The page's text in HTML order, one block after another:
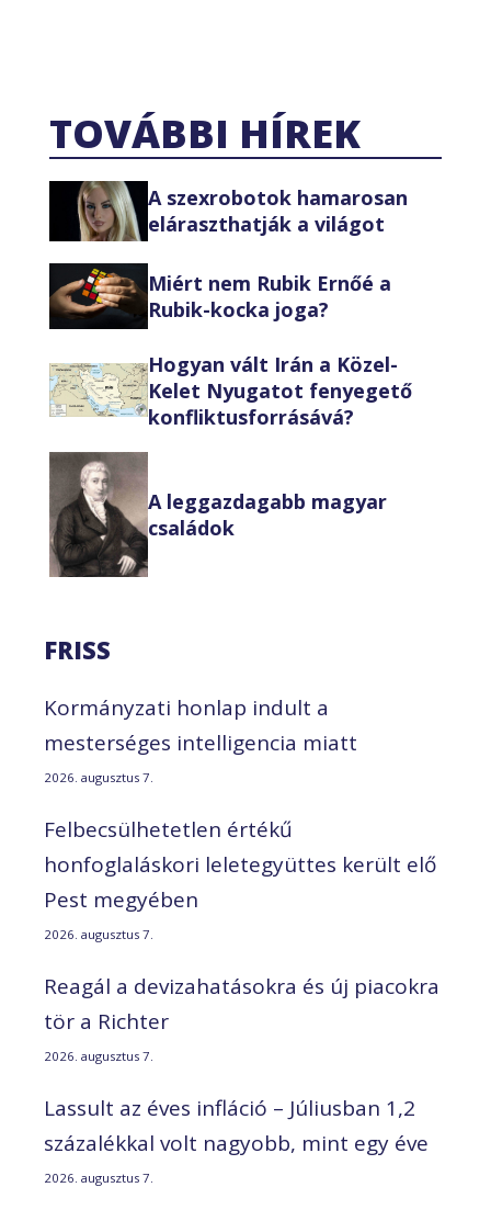
TOVÁBBI HÍREK
A szexrobotok hamarosan
eláraszthatják a világot
Miért nem Rubik Ernőé a
Rubik-kocka joga?
Hogyan vált Irán a Közel-
Kelet Nyugatot fenyegető
konfliktusforrásává?
A leggazdagabb magyar
családok
FRISS
Kormányzati honlap indult a
mesterséges intelligencia miatt
2026. augusztus 7.
Felbecsülhetetlen értékű
honfoglaláskori leletegyüttes került elő
Pest megyében
2026. augusztus 7.
Reagál a devizahatásokra és új piacokra
tör a Richter
2026. augusztus 7.
Lassult az éves infláció – Júliusban 1,2
százalékkal volt nagyobb, mint egy éve
2026. augusztus 7.